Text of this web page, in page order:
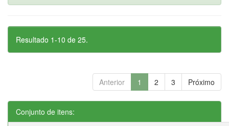
Resultado 1-10 de 25.
Anterior 1 2 3 Próximo
Conjunto de itens: